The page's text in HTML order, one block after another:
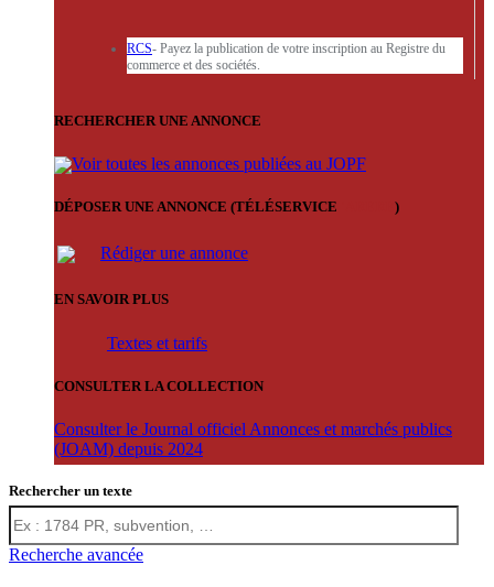
RCS- Payez la publication de votre inscription au Registre du
commerce et des sociétés.
RECHERCHER UNE ANNONCE
Voir toutes les annonces publiées au JOPF
DÉPOSER UNE ANNONCE (TÉLÉSERVICE )
Rédiger une annonce
EN SAVOIR PLUS
Textes et tarifs
CONSULTER LA COLLECTION
Consulter le Journal officiel Annonces et marchés publics
(JOAM) depuis 2024
Rechercher un texte
Recherche avancée